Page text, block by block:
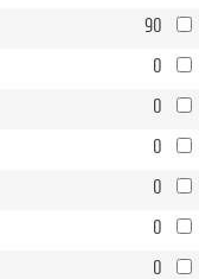
90
0
0
0
0
0
0